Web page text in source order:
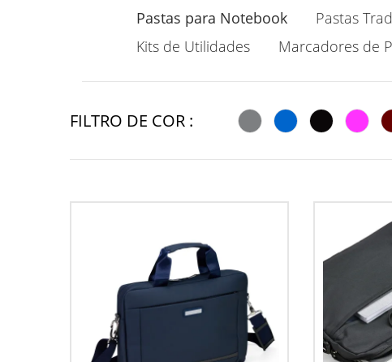
Pastas para Notebook
Pastas
Kits de Utilidades
Marcadores de
FILTRO DE COR :